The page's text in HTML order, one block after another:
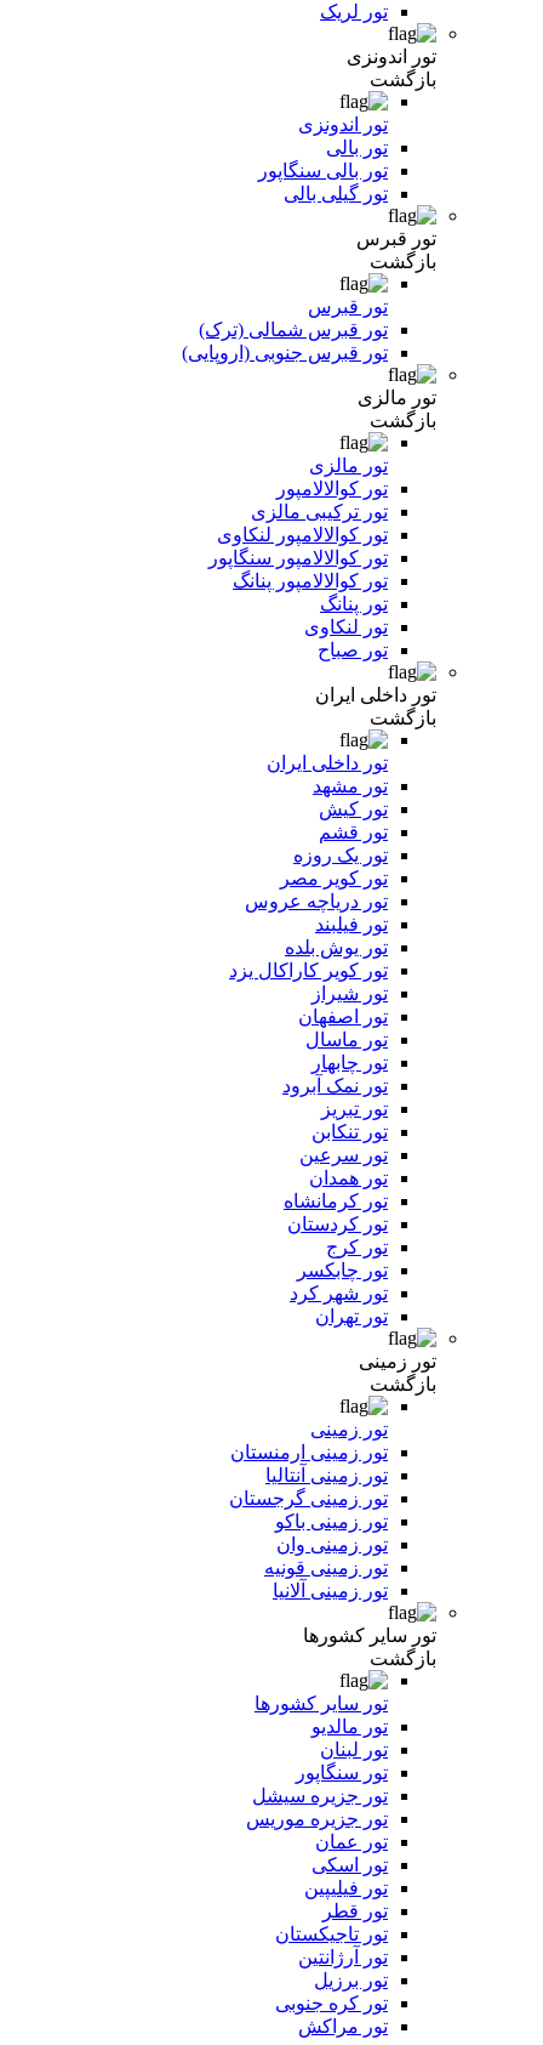
تور لریک
تور اندونزی
بازگشت
تور اندونزی
تور بالی
تور بالی سنگاپور
تور گیلی بالی
تور قبرس
بازگشت
تور قبرس
تور قبرس شمالی (ترک)
تور قبرس جنوبی (اروپایی)
تور مالزی
بازگشت
تور مالزی
تور کوالالامپور
تور ترکیبی مالزی
تور کوالالامپور لنکاوی
تور کوالالامپور سنگاپور
تور کوالالامپور پنانگ
تور پنانگ
تور لنکاوی
تور صباح
تور داخلی ایران
بازگشت
تور داخلی ایران
تور مشهد
تور کیش
تور قشم
تور یک روزه
تور کویر مصر
تور دریاچه عروس
تور فیلبند
تور یوش بلده
تور کویر کاراکال یزد
تور شیراز
تور اصفهان
تور ماسال
تور چابهار
تور نمک آبرود
تور تبریز
تور تنکابن
تور سرعین
تور همدان
تور کرمانشاه
تور کردستان
تور کرج
تور چابکسر
تور شهر کرد
تور تهران
تور زمینی
بازگشت
تور زمینی
تور زمینی ارمنستان
تور زمینی آنتالیا
تور زمینی گرجستان
تور زمینی باکو
تور زمینی وان
تور زمینی قونیه
تور زمینی آلانیا
تور سایر کشورها
بازگشت
تور سایر کشورها
تور مالدیو
تور لبنان
تور سنگاپور
تور جزیره سیشل
تور جزیره موریس
تور عمان
تور اسکی
تور فیلیپین
تور قطر
تور تاجیکستان
تور آرژانتین
تور برزیل
تور کره جنوبی
تور مراکش